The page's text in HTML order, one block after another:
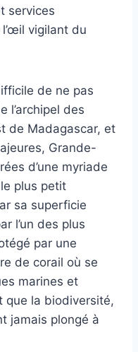
services
vigilant du
de ne pas
l’archipel des
de Madagascar, et
Grande-
d’une myriade
le plus petit
sa superficie
l’un des plus
par une
de corail où se
marines et
que la biodiversité,
jamais plongé à